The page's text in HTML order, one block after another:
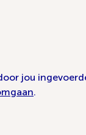
jou
.